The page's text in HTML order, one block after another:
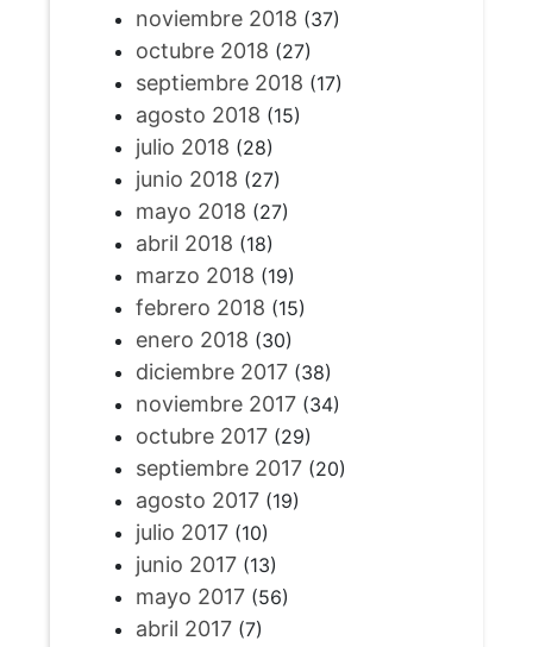
noviembre 2018 (37)
octubre 2018 (27)
septiembre 2018 (17)
agosto 2018 (15)
julio 2018 (28)
junio 2018 (27)
mayo 2018 (27)
abril 2018 (18)
marzo 2018 (19)
febrero 2018 (15)
enero 2018 (30)
diciembre 2017(38)
noviembre 2017(34)
octubre 2017(29)
septiembre 2017(20)
agosto 2017(19)
julio 2017(10)
junio 2017(13)
mayo 2017(56)
abril 2017(7)